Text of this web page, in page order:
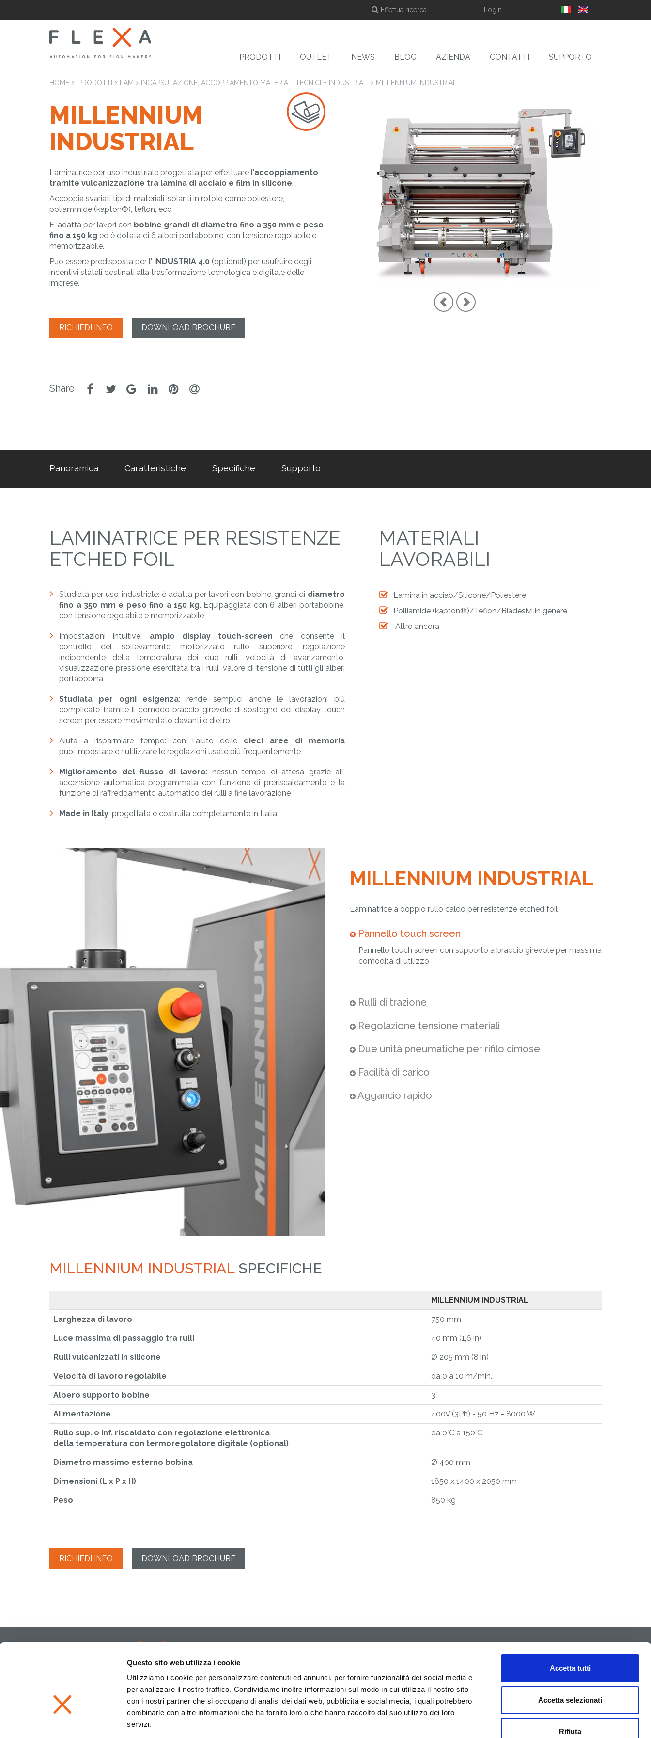
Questo sito web utilizza i cookie
Utilizziamo i cookie per personalizzare contenuti ed annunci, per fornire funzionalità dei social media e
per analizzare il nostro traffico. Condividiamo inoltre informazioni sul modo in cui utilizza il nostro sito
con i nostri partner che si occupano di analisi dei dati web, pubblicità e social media, i quali potrebbero
combinarle con altre informazioni che ha fornito loro o che hanno raccolto dal suo utilizzo dei loro
servizi.
Accetta tutti
Accetta selezionati
Rifiuta
Login
PRODOTTI OUTLET NEWS BLOG AZIENDA CONTATTI SUPPORTO
LAM
Laminatrici
Applicatrici piane
DYE-SUB
Taglierine
SLIT
Ribobinatori
PLAST
Lavorazione materiali
termoplastici
MORE
Saldatrici
Occhiellatrici
MAT&CO
Etichette resinate
Accessori
complementi
CUSTOM
Attrezzature
Speciali
HOME PRODOTTI LAM INCAPSULAZIONE, ACCOPPIAMENTO MATERIALI TECNICI E INDUSTRIALI MILLENNIUM INDUSTRIAL
MILLENNIUM
INDUSTRIAL
Laminatrice per uso industriale progettata per effettuare l'accoppiamento
tramite vulcanizzazione tra lamina di acciaio e film in silicone.
Accoppia svariati tipi di materiali isolanti in rotolo come poliestere,
poliammide (kapton®), teflon, ecc.
E' adatta per lavori con bobine grandi di diametro fino a 350 mm e peso
fino a 150 kg ed è dotata di 6 alberi portabobine, con tensione regolabile e
memorizzabile.
Può essere predisposta per l' INDUSTRIA 4.0 (optional) per usufruire degli
incentivi statali destinati alla trasformazione tecnologica e digitale delle
imprese.
RICHIEDI INFO DOWNLOAD BROCHURE
Panoramica Caratteristiche Specifiche Supporto
LAMINATRICE PER RESISTENZE
ETCHED FOIL
Studiata per uso industriale: è adatta per lavori con bobine grandi di diametro
fino a 350 mm e peso fino a 150 kg. Equipaggiata con 6 alberi portabobine,
con tensione regolabile e memorizzabile
Impostazioni intuitive: ampio display touch-screen che consente il
controllo del sollevamento motorizzato rullo superiore, regolazione
indipendente della temperatura dei due rulli, velocità di avanzamento,
visualizzazione pressione esercitata tra i rulli, valore di tensione di tutti gli alberi
portabobina
Studiata per ogni esigenza: rende semplici anche le lavorazioni più
complicate tramite il comodo braccio girevole di sostegno del display touch
screen per essere movimentato davanti e dietro
Aiuta a risparmiare tempo: con l'aiuto delle dieci aree di memoria
puoi impostare e riutilizzare le regolazioni usate più frequentemente
Miglioramento del flusso di lavoro: nessun tempo di attesa grazie all'
accensione automatica programmata con funzione di preriscaldamento e la
funzione di raffreddamento automatico dei rulli a fine lavorazione
Made in Italy: progettata e costruita completamente in Italia
MATERIALI
LAVORABILI
Lamina in acciao/Silicone/Poliestere
Polliamide (kapton®)/Teflon/Biadesivi in genere
Altro ancora
MILLENNIUM INDUSTRIAL
Laminatrice a doppio rullo caldo per resistenze etched foil
Pannello touch screen
Pannello touch screen con supporto a braccio girevole per massima
comodità di utilizzo
Rulli di trazione
Regolazione tensione materiali
Due unità pneumatiche per rifilo cimose
Facilità di carico
Aggancio rapido
MILLENNIUM INDUSTRIALSPECIFICHE
MILLENNIUM INDUSTRIAL
Larghezza di lavoro 750 mm
Luce massima di passaggio tra rulli 40 mm (1,6 in)
Rulli vulcanizzati in silicone Ø 205 mm (8 in)
Velocità di lavoro regolabile da 0 a 10 m/min.
Albero supporto bobine 3”
Alimentazione 400V (3Ph) - 50 Hz - 8000 W
Rullo sup. o inf. riscaldato con regolazione elettronica
della temperatura con termoregolatore digitale (optional)
da 0°C a 150°C
Diametro massimo esterno bobina Ø 400 mm
Dimensioni (L x P x H) 1850 x 1400 x 2050 mm
Peso 850 kg
RICHIEDI INFO DOWNLOAD BROCHURE
(TV)
ITALY
CAPITALE SOCIALE:
100.000,00 E I.V.
APRI UN TICKET